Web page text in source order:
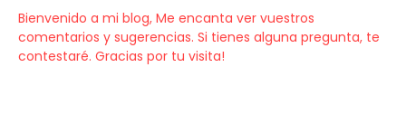
Bienvenido a mi blog, Me encanta ver vuestros
comentarios y sugerencias. Si tienes alguna pregunta, te
contestaré. Gracias por tu visita!